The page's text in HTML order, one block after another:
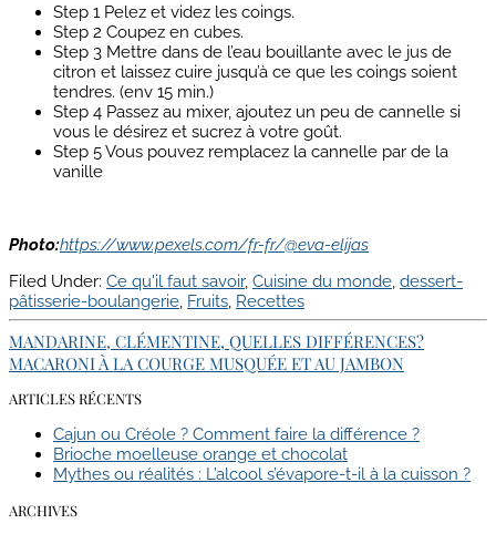
Step 1 Pelez et videz les coings.
Step 2 Coupez en cubes.
Step 3 Mettre dans de l’eau bouillante avec le jus de
citron et laissez cuire jusqu’à ce que les coings soient
tendres. (env 15 min.)
Step 4 Passez au mixer, ajoutez un peu de cannelle si
vous le désirez et sucrez à votre goût.
Step 5Vous pouvez remplacez la cannelle par de la
vanille
Photo:https://www.pexels.com/fr-fr/@eva-elijas
Filed Under: Ce qu'il faut savoir, Cuisine du monde, dessert-
pâtisserie-boulangerie, Fruits, Recettes
MANDARINE, CLÉMENTINE, QUELLES DIFFÉRENCES?
MACARONI À LA COURGE MUSQUÉE ET AU JAMBON
ARTICLES RÉCENTS
Cajun ou Créole ? Comment faire la différence ?
Brioche moelleuse orange et chocolat
Mythes ou réalités : L’alcool s’évapore-t-il à la cuisson ?
ARCHIVES